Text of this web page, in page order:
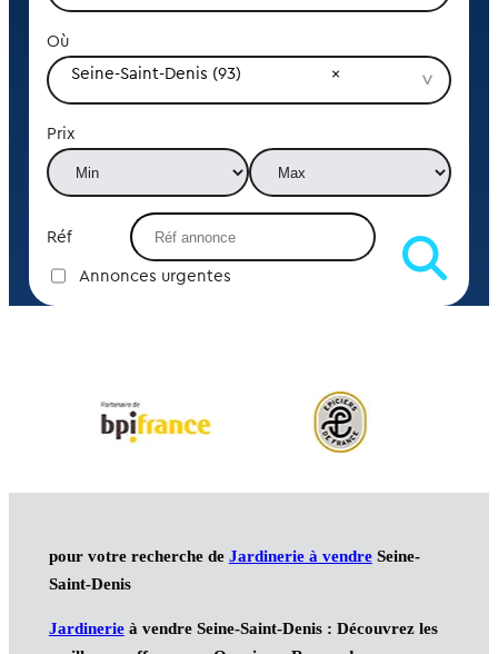
Où
Seine-Saint-Denis (93)
Prix
Réf
Annonces urgentes
pour votre recherche de Jardinerie à vendreSeine-
Saint-Denis
Jardinerieà vendre Seine-Saint-Denis : Découvrez les